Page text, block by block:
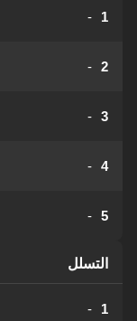
1
-
2
-
3
-
4
-
5
-
التسلل
1
-